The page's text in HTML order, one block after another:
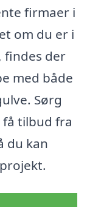
firmaer i
om du er i
findes der
med både
Sørg
tilbud fra
du kan